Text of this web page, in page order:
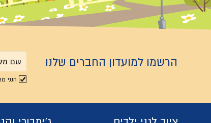
הרשמו למועדון החברים שלנו
שם הנני